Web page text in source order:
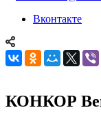
Вконтакте
КОНКОР